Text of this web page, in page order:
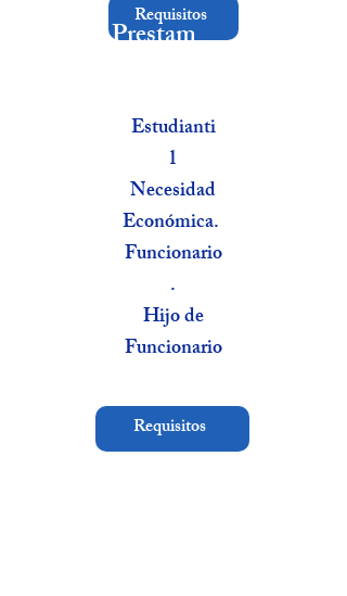
Requisitos
Prestam
Estudianti
l
Necesidad
Económica.
Funcionario
.
Hijo de
Funcionario
Requisitos